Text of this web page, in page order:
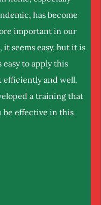
has become
important in our
it seems easy, but it is
easy to apply this
efficiently and well.
a training that
be effective in this